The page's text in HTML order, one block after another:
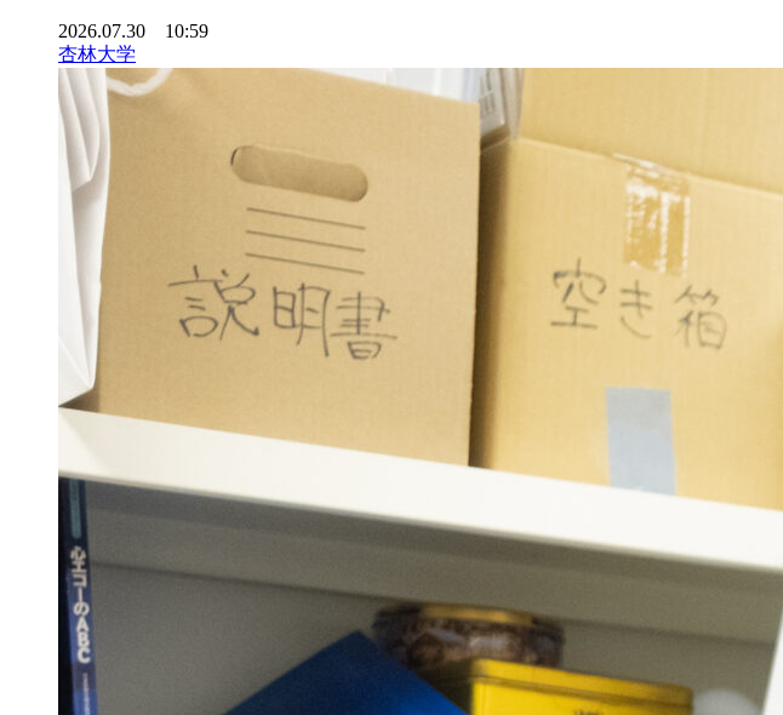
2026.07.30 10:59
杏林大学